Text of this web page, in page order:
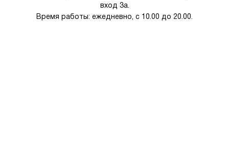
вход 3а.
Время работы: ежедневно, с 10.00 до 20.00.